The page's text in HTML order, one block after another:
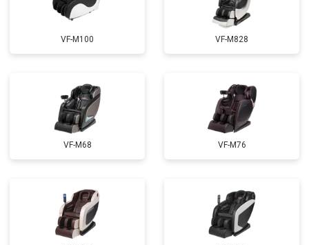
от 3900 ₽
Ремонт сканера от 4800 ₽ Заказать
Замена сетевого трансформатора от 4500 ₽ Заказать
Ремонт микро-лифта от 5500 ₽
VF-M100 VF-M828
VF-M68 VF-M76